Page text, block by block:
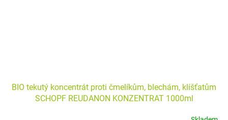
BIO tekutý koncentrát proti čmelíkům, blechám, klíšťatům
SCHOPF REUDANON KONZENTRAT 1000ml